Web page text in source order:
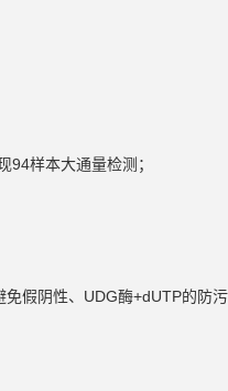
样本大通量检测；
假阴性、UDG酶+dUTP的防污